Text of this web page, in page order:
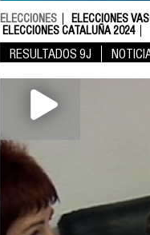
ELECCIONES ELECCIONES
ELECCIONES CATALUÑA 2024
RESULTADOS 9J